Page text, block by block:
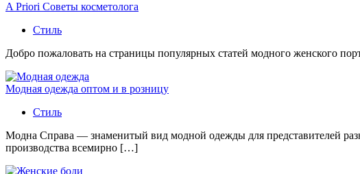
A Priori Советы косметолога
Стиль
Добро пожаловать на страницы популярных статей модного женского
Модная одежда оптом и в розницу
Стиль
Модна Справа — знаменитый вид модной одежды для представителей
производства всемирно […]